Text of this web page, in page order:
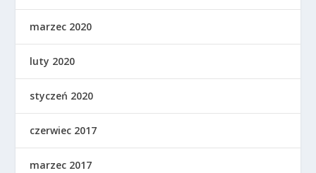
marzec 2020
luty 2020
styczeń 2020
czerwiec 2017
marzec 2017